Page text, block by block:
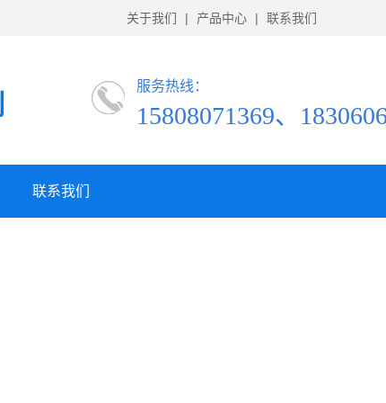
关于我们 | 产品中心 | 联系我们
服务热线：
15808071369、
联系我们